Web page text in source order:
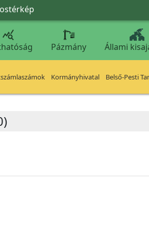

Pázmány Állami
Kormányhivatal Belső-Pesti